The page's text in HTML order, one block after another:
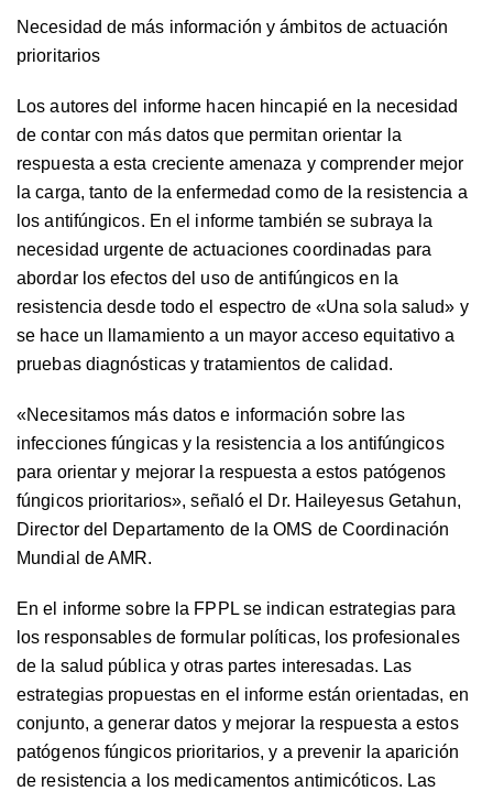
Necesidad de más información y ámbitos de actuación
prioritarios
Los autores del informe hacen hincapié en la necesidad
de contar con más datos que permitan orientar la
respuesta a esta creciente amenaza y comprender mejor
la carga, tanto de la enfermedad como de la resistencia a
los antifúngicos. En el informe también se subraya la
necesidad urgente de actuaciones coordinadas para
abordar los efectos del uso de antifúngicos en la
resistencia desde todo el espectro de «Una sola salud» y
se hace un llamamiento a un mayor acceso equitativo a
pruebas diagnósticas y tratamientos de calidad.
«Necesitamos más datos e información sobre las
infecciones fúngicas y la resistencia a los antifúngicos
para orientar y mejorar la respuesta a estos patógenos
fúngicos prioritarios», señaló el Dr. Haileyesus Getahun,
Director del Departamento de la OMS de Coordinación
Mundial de AMR.
En el informe sobre la FPPL se indican estrategias para
los responsables de formular políticas, los profesionales
de la salud pública y otras partes interesadas. Las
estrategias propuestas en el informe están orientadas, en
conjunto, a generar datos y mejorar la respuesta a estos
patógenos fúngicos prioritarios, y a prevenir la aparición
de resistencia a los medicamentos antimicóticos. Las